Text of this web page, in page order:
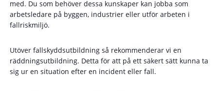
med. Du som behöver dessa kunskaper kan jobba som
arbetsledare på byggen, industrier eller utför arbeten i
fallriskmiljö.
Utöver fallskyddsutbildning så rekommenderar vi en
räddningsutbildning. Detta för att på ett säkert sätt kunna ta
sig ur en situation efter en incident eller fall.